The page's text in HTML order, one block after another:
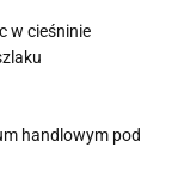
w cieśninie
handlowym pod